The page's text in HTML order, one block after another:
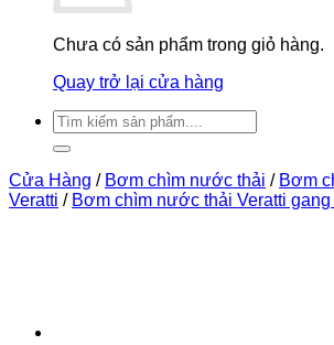
Chưa có sản phẩm trong giỏ hàng.
Quay trở lại cửa hàng
Tìm
kiếm:
Cửa Hàng / Bơm chìm nước thải / Bơm
Veratti / Bơm chìm nước thải Veratti